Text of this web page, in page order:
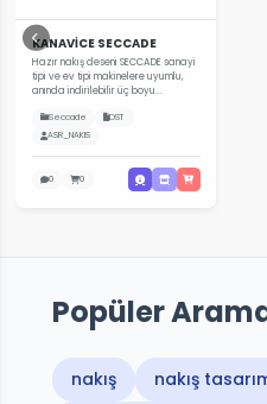
KANAVİCE SECCADE
Hazır nakış deseni SECCADE sanayi
tipi ve ev tipi makinelere uyumlu,
anında indirilebilir üç boyu...
Seccade
DST
ASR_NAKIS
0 0
Popüler
nakış
nakış